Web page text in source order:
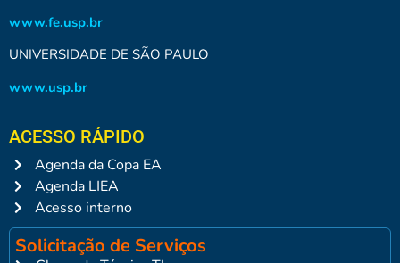
www.fe.usp.br
UNIVERSIDADE DE SÃO PAULO
www.usp.br
ACESSO RÁPIDO
Agenda da Copa EA
Agenda LIEA
Acesso interno
Solicitação de Serviços